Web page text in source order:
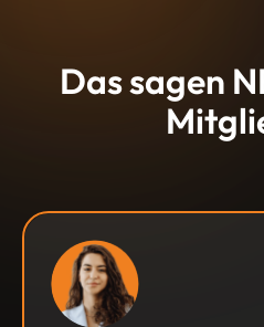
Das sagen